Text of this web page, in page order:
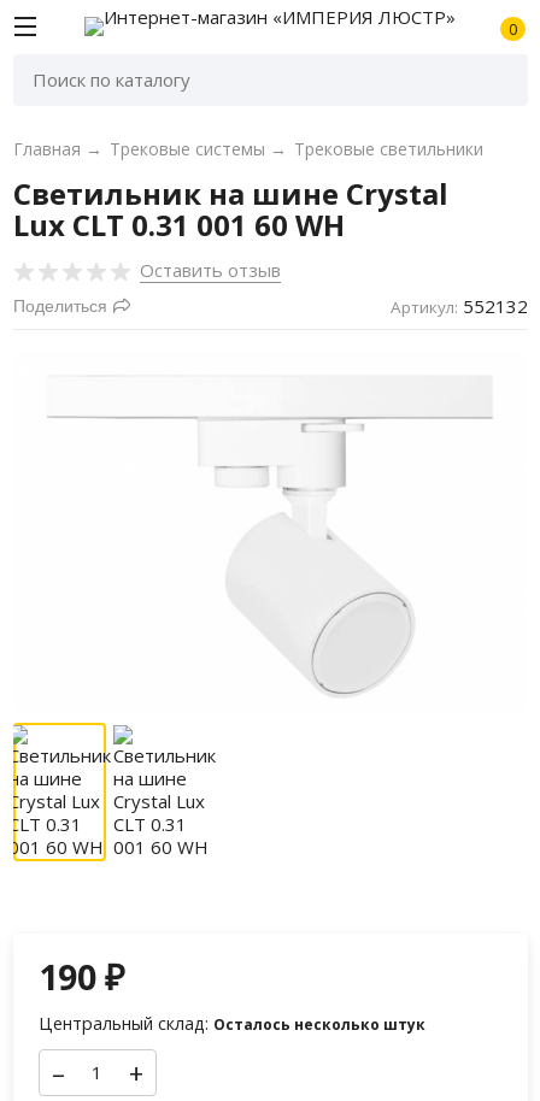
0
Главная → Трековые системы → Трековые светильники
Светильник на шине Crystal
Lux CLT 0.31 001 60 WH
Оставить отзыв
Поделиться Артикул: 552132
190₽
Центральный склад: Осталось несколько штук
– +